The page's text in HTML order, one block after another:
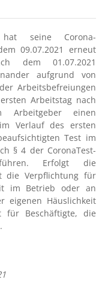
hat seine Corona-
09.07.2021 erneut
dem 01.07.2021
aufgrund von
Arbeitsbefreiungen
Arbeitstag nach
Arbeitgeber einen
Verlauf des ersten
Test im
§ 4 der CoronaTest-
Erfolgt die
die Verpflichtung für
im Betrieb oder an
eigenen Häuslichkeit
für Beschäftigte, die